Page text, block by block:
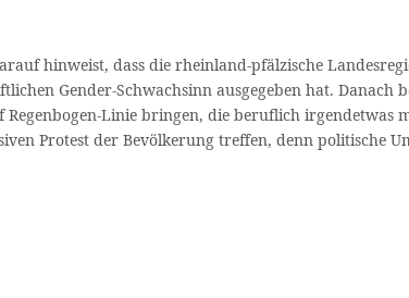
hinweist, dass die rheinland-pfälzische
Gender-Schwachsinn ausgegeben hat. Danach
Linie bringen, die beruflich irgendetwas
Protest der Bevölkerung treffen, denn politische